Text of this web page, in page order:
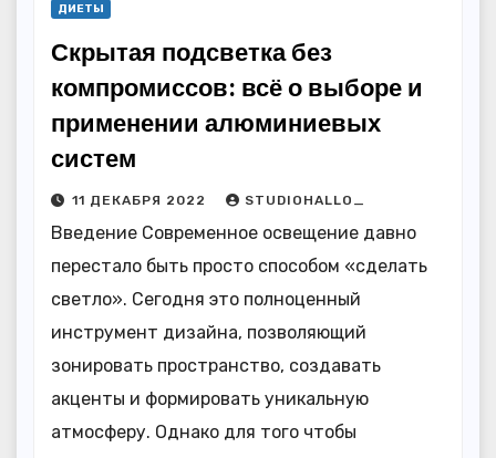
ДИЕТЫ
Скрытая подсветка без
компромиссов: всё о выборе и
применении алюминиевых
систем
11 ДЕКАБРЯ 2022 STUDIOHALLO_
Введение Современное освещение давно
перестало быть просто способом «сделать
светло». Сегодня это полноценный
инструмент дизайна, позволяющий
зонировать пространство, создавать
акценты и формировать уникальную
атмосферу. Однако для того чтобы